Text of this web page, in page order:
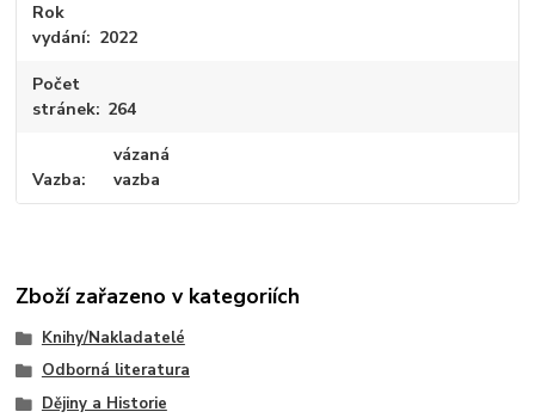
Rok
vydání
2022
Počet
stránek 264
Vazba
vázaná
vazba
Zboží zařazeno v kategoriích
Knihy/Nakladatelé
Odborná literatura
Dějiny a Historie